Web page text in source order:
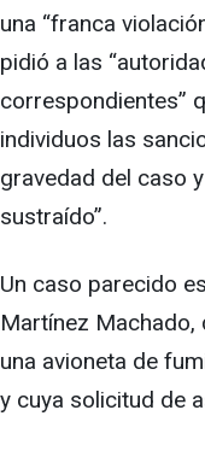
una “franca
pidió a las
correspondientes”
individuos las
gravedad del caso
sustraído”.
Un caso parecido
Martínez Machado,
una avioneta de
y cuya solicitud de